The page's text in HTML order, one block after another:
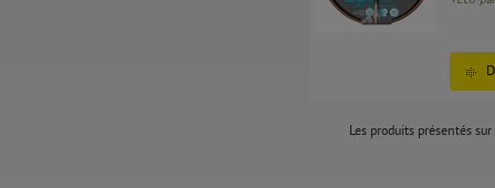
Les produits présentés